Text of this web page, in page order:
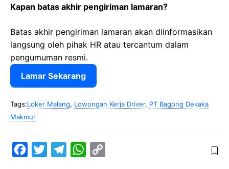
Kapan batas akhir pengiriman lamaran?
Batas akhir pengiriman lamaran akan diinformasikan
langsung oleh pihak HR atau tercantum dalam
pengumuman resmi.
Lamar Sekarang
Tags:Loker Malang, Lowongan Kerja Driver, PT Bagong Dekaka
Makmur
W